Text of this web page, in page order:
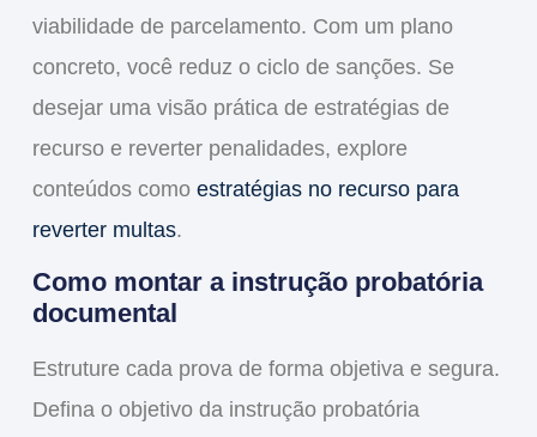
viabilidade de parcelamento. Com um plano
concreto, você reduz o ciclo de sanções. Se
desejar uma visão prática de estratégias de
recurso e reverter penalidades, explore
conteúdos como estratégias no recurso para
reverter multas.
Como montar a instrução probatória
documental
Estruture cada prova de forma objetiva e segura.
Defina o objetivo da instrução probatória